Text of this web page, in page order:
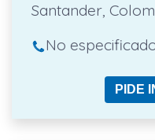
Santander,
No
PIDE